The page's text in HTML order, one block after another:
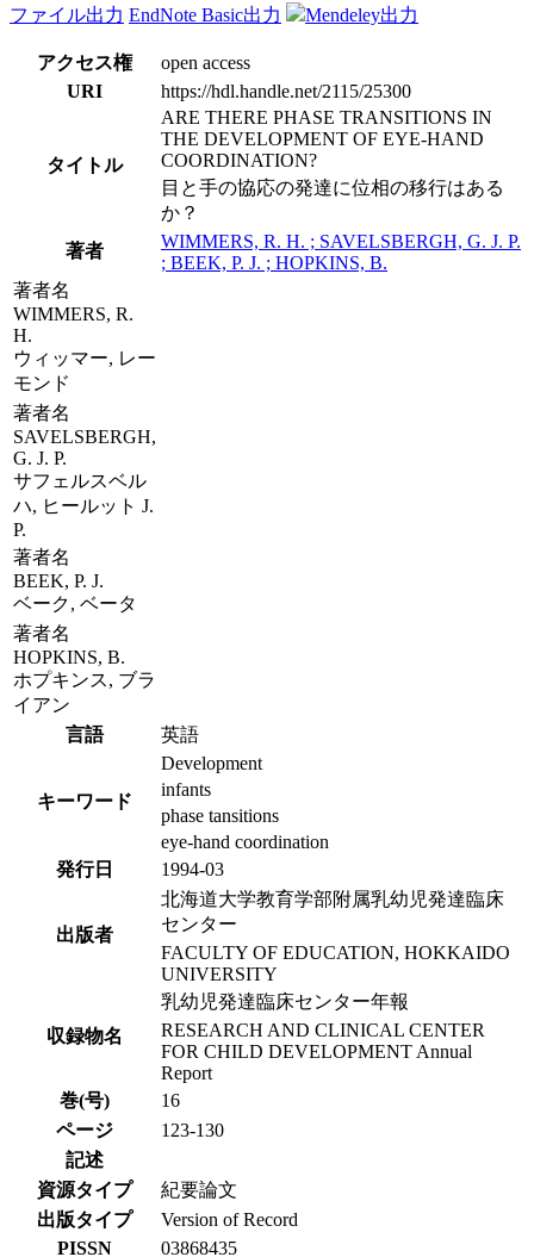
ファイル出力 EndNote Basic出力 Mendeley出力
アクセス権
open access
URI
https://hdl.handle.net/2115/25300
タイトル
ARE THERE PHASE TRANSITIONS IN
THE DEVELOPMENT OF EYE-HAND
COORDINATION?
目と手の協応の発達に位相の移行はある
か？
著者
WIMMERS, R. H. ; SAVELSBERGH, G. J. P.
; BEEK, P. J. ; HOPKINS, B.
著者名
WIMMERS, R.
H.
ウィッマー, レー
モンド
著者名
SAVELSBERGH,
G. J. P.
サフェルスベル
ハ, ヒールット J.
P.
著者名
BEEK, P. J.
ベーク, ベータ
著者名
HOPKINS, B.
ホプキンス, ブラ
イアン
言語
英語
キーワード
Development
infants
phase tansitions
eye-hand coordination
発行日
1994-03
出版者
北海道大学教育学部附属乳幼児発達臨床
センター
FACULTY OF EDUCATION, HOKKAIDO
UNIVERSITY
収録物名
乳幼児発達臨床センター年報
RESEARCH AND CLINICAL CENTER
FOR CHILD DEVELOPMENT Annual
Report
巻(号)
16
ページ
123-130
記述
資源タイプ
紀要論文
出版タイプ
Version of Record
PISSN
03868435